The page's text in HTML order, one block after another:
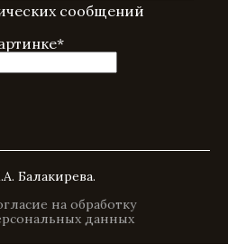
сообщений
*
Балакирева.
на обработку
данных